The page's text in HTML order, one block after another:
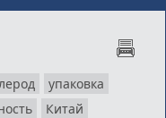
упаковка
Китай